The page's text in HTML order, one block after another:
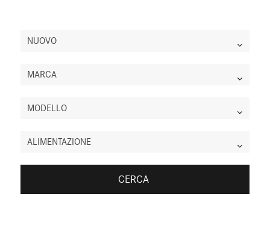
Officina
Accessori e Collection
NUOVO
MARCA
MODELLO
ALIMENTAZIONE
CERCA